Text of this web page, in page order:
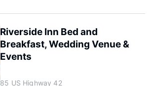
Riverside Inn Bed and
Breakfast, Wedding Venue &
Events
85 US Highway 42